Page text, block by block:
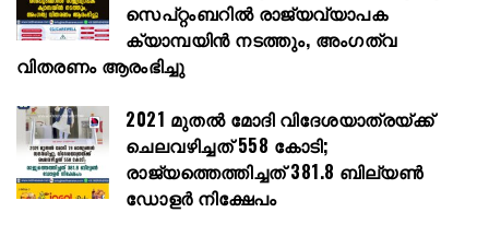
സെപ്റ്റംബറിൽ രാജ്യവ്യാപക
ക്യാമ്പയിൻ നടത്തും, അംഗത്വ
വിതരണം ആരംഭിച്ചു
2021 മുതൽ മോദി വിദേശയാത്രയ്ക്ക്
ചെലവഴിച്ചത് 558 കോടി;
രാജ്യത്തെത്തിച്ചത് 381.8 ബില്യൺ
ഡോളർ നിക്ഷേപം